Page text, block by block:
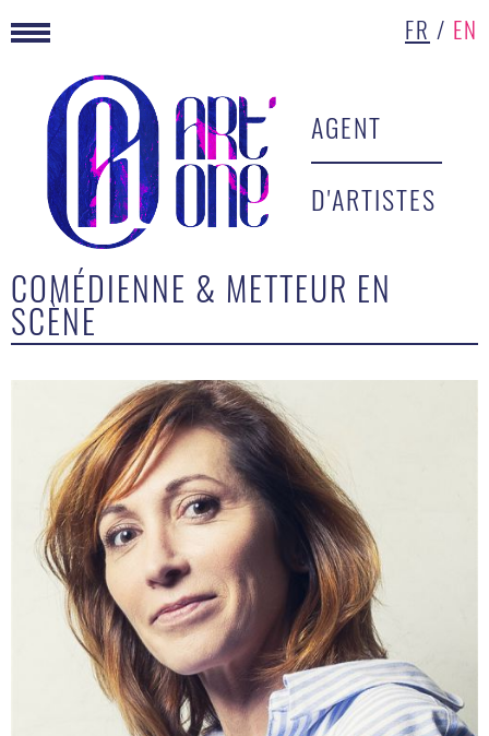
FR / EN
AGENT
D'ARTISTES
COMÉDIENNE & METTEUR EN
SCÈNE